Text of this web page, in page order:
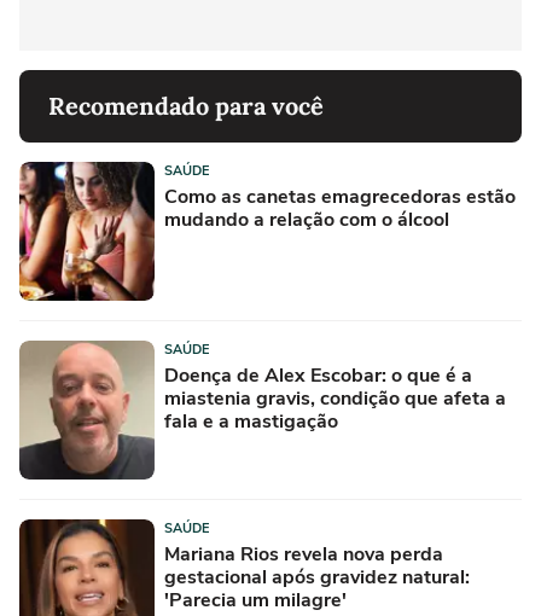
Recomendado para você
SAÚDE
Como as canetas emagrecedoras estão
mudando a relação com o álcool
SAÚDE
Doença de Alex Escobar: o que é a
miastenia gravis, condição que afeta a
fala e a mastigação
SAÚDE
Mariana Rios revela nova perda
gestacional após gravidez natural:
'Parecia um milagre'